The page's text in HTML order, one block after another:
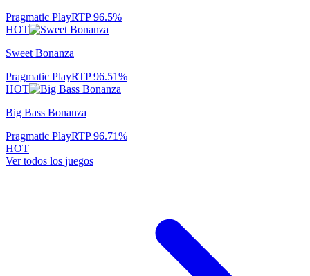
Pragmatic PlayRTP96.5%
HOT
Sweet Bonanza
Pragmatic PlayRTP96.51%
HOT
Big Bass Bonanza
Pragmatic PlayRTP96.71%
HOT
Ver todos los juegos